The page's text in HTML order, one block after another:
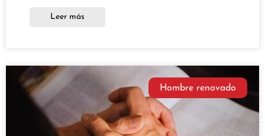
Leer más
Hombre renovado